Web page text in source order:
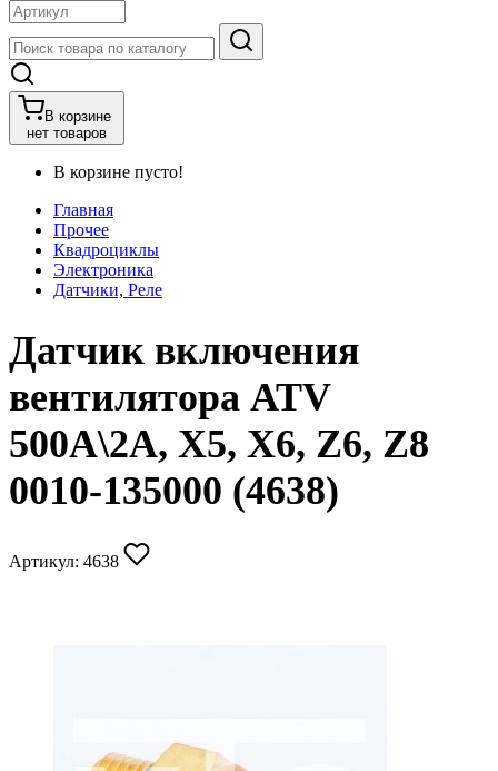
В корзине
нет товаров
В корзине пусто!
Главная
Прочее
Квадроциклы
Электроника
Датчики, Реле
Датчик включения
вентилятора ATV
500A\2A, X5, X6, Z6, Z8
0010-135000 (4638)
Артикул: 4638